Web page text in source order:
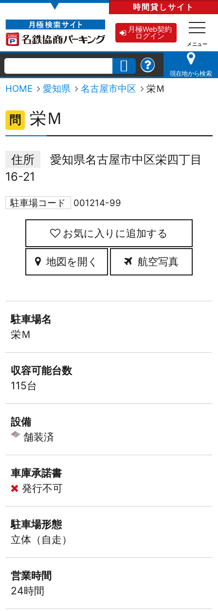
▼ 時間貸しサイト
月極Web契約
ログイン
現在地から検索
HOME 愛知県 名古屋市中区 栄Ｍ
問 栄Ｍ
住所
愛知県名古屋市中区栄四丁目
16-21
駐車場コード 001214-99
お気に入りに追加
地図を開く 航空写真
駐車場名
栄Ｍ
収容可能台数
115台
設備
舗装済
車庫承諾書
発行不可
駐車場形態
立体（自走）
営業時間
24時間